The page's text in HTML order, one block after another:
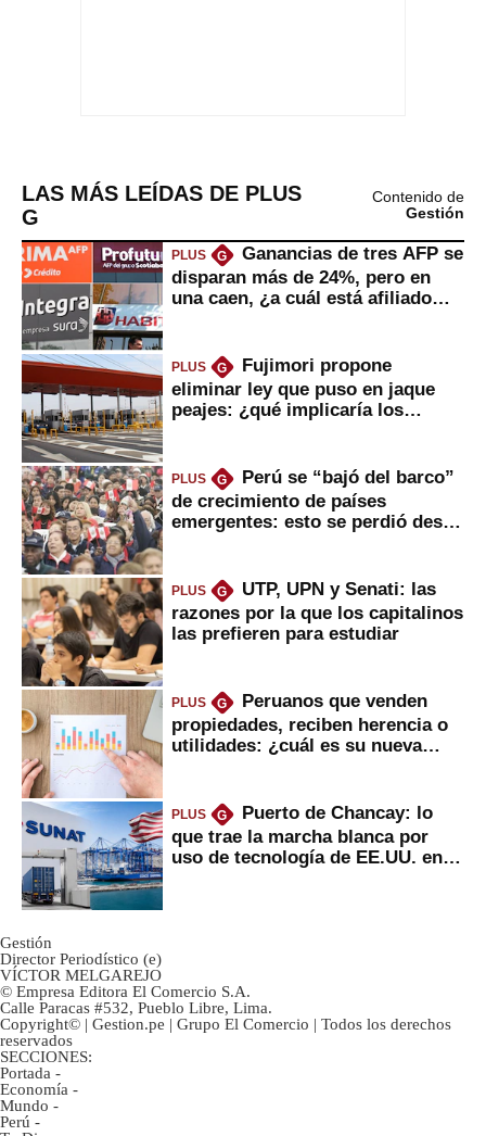
LAS MÁS LEÍDAS DE PLUS
G
Contenido de
Gestión
PLUS G
Ganancias de tres AFP se
disparan más de 24%, pero en
una caen, ¿a cuál está afiliado
PLUS G
Fujimori propone
eliminar ley que puso en jaque
peajes: ¿qué implicaría los
PLUS G
Perú se “bajó del barco”
de crecimiento de países
emergentes: esto se perdió desde
PLUS G
UTP, UPN y Senati: las
razones por la que los capitalinos
las prefieren para estudiar
PLUS G
Peruanos que venden
propiedades, reciben herencia o
utilidades: ¿cuál es su nueva
PLUS G
Puerto de Chancay: lo
que trae la marcha blanca por
uso de tecnología de EE.UU. en
Gestión
Director Periodístico (e)
VÍCTOR MELGAREJO
© Empresa Editora El Comercio S.A.
Calle Paracas #532, Pueblo Libre, Lima.
Copyright© | Gestion.pe | Grupo El Comercio | Todos los derechos
reservados
SECCIONES:
Portada -
Economía -
Mundo -
Perú -